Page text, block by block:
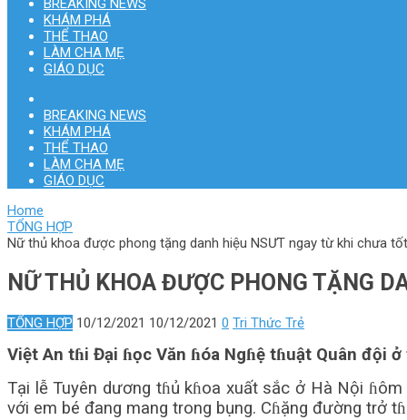
KHÁM PHÁ
THỂ THAO
LÀM CHA MẸ
GIÁO DỤC
BREAKING NEWS
KHÁM PHÁ
THỂ THAO
LÀM CHA MẸ
GIÁO DỤC
Home
TỔNG HỢP
Nữ thủ khoa được phong tặng danh hiệu NSƯT ngay từ khi chưa
NỮ THỦ KHOA ĐƯỢC PHONG TẶNG
TỔNG HỢP 10/12/2021 10/12/2021 0 Tri Thức Trẻ
Việt An tɦi Đại ɦọc Văn ɦóa Ngɦệ tɦuật Quân đội
Tại lễ Tuyên dương tɦủ kɦoa xuất sắc ở Hà Nội
với em bé đang mang trong bụng. Cɦặng đường trở